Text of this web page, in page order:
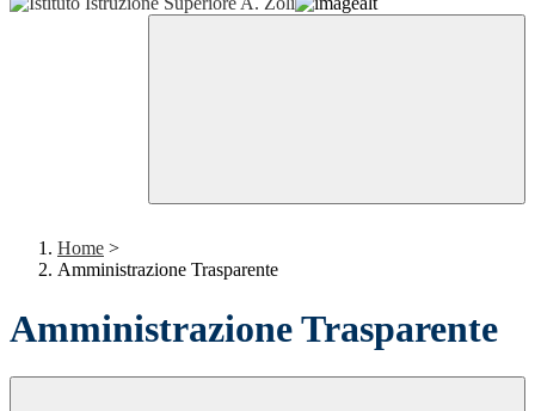
Home >
Amministrazione Trasparente
Amministrazione Trasparente